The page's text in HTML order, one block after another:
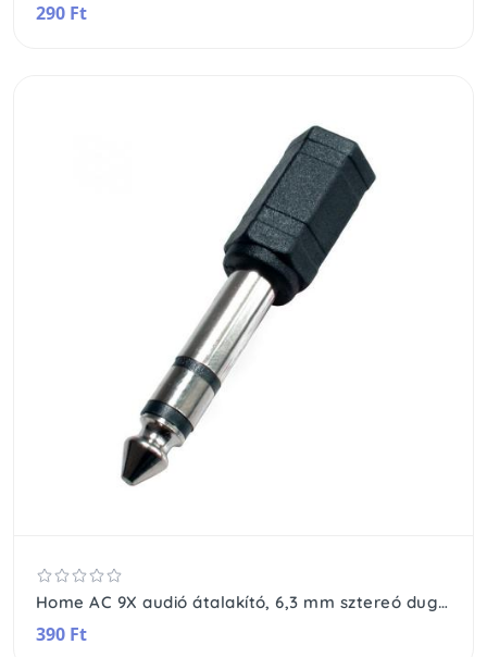
290 Ft
Home AC 9X audió átalakító, 6,3 mm sztereó dugó- 3,5 mm sztereó alj
390 Ft